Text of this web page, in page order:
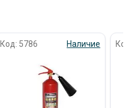
Код: 5786 Наличие